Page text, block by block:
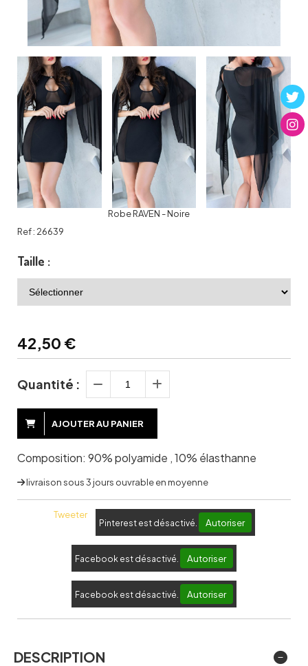
Robe RAVEN - Noire
Ref : 26639
Taille :
42,50 €
Quantité :
AJOUTER AU PANIER
Composition: 90% polyamide , 10% élasthanne
livraison sous 3 jours ouvrable en moyenne
Tweeter
Pinterest est désactivé. Autoriser
Facebook est désactivé. Autoriser
Facebook est désactivé. Autoriser
DESCRIPTION